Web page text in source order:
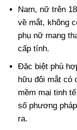
Nam, nữ trên
về mắt, không
phụ nữ mang
cấp tính.
Đặc biệt phù
hữu đôi mắt có
mềm mại tinh
số phương
ra.